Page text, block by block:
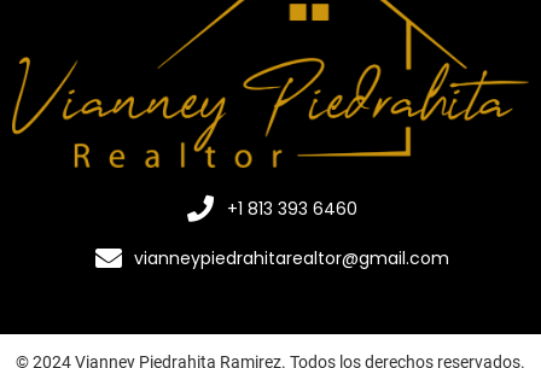
+1 813 393 6460
vianneypiedrahitarealtor@gmail.com
© 2024 Vianney Piedrahita Ramirez. Todos los derechos reservados.